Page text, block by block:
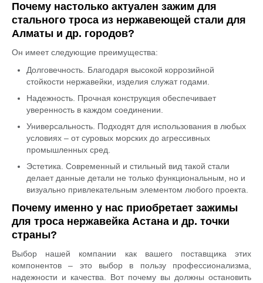
Почему настолько актуален зажим для
стального троса из нержавеющей стали для
Алматы и др. городов?
Он имеет следующие преимущества:
Долговечность. Благодаря высокой коррозийной
стойкости нержавейки, изделия служат годами.
Надежность. Прочная конструкция обеспечивает
уверенность в каждом соединении.
Универсальность. Подходят для использования в любых
условиях – от суровых морских до агрессивных
промышленных сред.
Эстетика. Современный и стильный вид такой стали
делает данные детали не только функциональным, но и
визуально привлекательным элементом любого проекта.
Почему именно у нас приобретает зажимы
для троса нержавейка Астана и др. точки
страны?
Выбор нашей компании как вашего поставщика этих
компонентов – это выбор в пользу профессионализма,
надежности и качества. Вот почему вы должны остановить